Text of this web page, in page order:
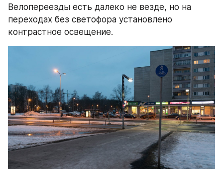
Велопереезды есть далеко не везде, но на
переходах без светофора установлено
контрастное освещение.